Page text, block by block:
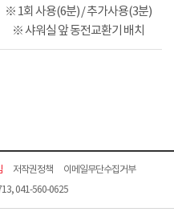
※ 1회 사용(6분) / 추가사용(3분)
※ 샤워실 앞 동전교환기 배치
저작권정책
이메일무단수집거부
041-560-0625